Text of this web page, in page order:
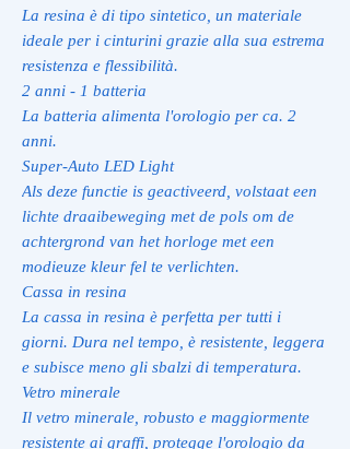
La resina è di tipo sintetico, un materiale
ideale per i cinturini grazie alla sua estrema
resistenza e flessibilità.
2 anni - 1 batteria
La batteria alimenta l'orologio per ca. 2
anni.
Super-Auto LED Light
Als deze functie is geactiveerd, volstaat een
lichte draaibeweging met de pols om de
achtergrond van het horloge met een
modieuze kleur fel te verlichten.
Cassa in resina
La cassa in resina è perfetta per tutti i
giorni. Dura nel tempo, è resistente, leggera
e subisce meno gli sbalzi di temperatura.
Vetro minerale
Il vetro minerale, robusto e maggiormente
resistente ai graffi, protegge l'orologio da